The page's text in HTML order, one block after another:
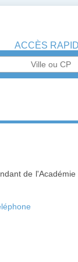
ACCÈS
de l'Académie